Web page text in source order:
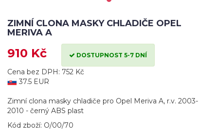
ZIMNÍ CLONA MASKY CHLADIČE OPEL
MERIVA A
910 Kč DOSTUPNOST 5-7 DNÍ
Cena bez DPH: 752 Kč
37.5 EUR
Zimní clona masky chladiče pro Opel Meriva A, r.v. 2003-
2010 - černý ABS plast
Kód zboží: O/00/70